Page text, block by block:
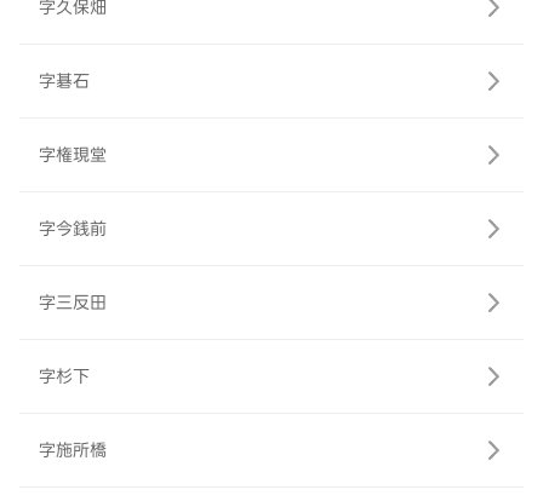
字久保畑
字碁石
字権現堂
字今銭前
字三反田
字杉下
字施所橋